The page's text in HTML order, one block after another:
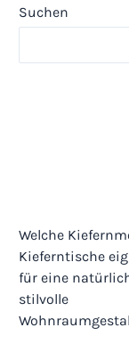
Suchen
Welche
Kieferntische
für eine
stilvolle